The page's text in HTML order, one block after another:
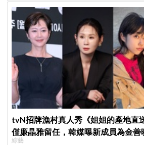
tvN招牌漁村真人秀《姐姐的產地直
僅廉晶雅留任，韓媒曝新成員為金
綜藝